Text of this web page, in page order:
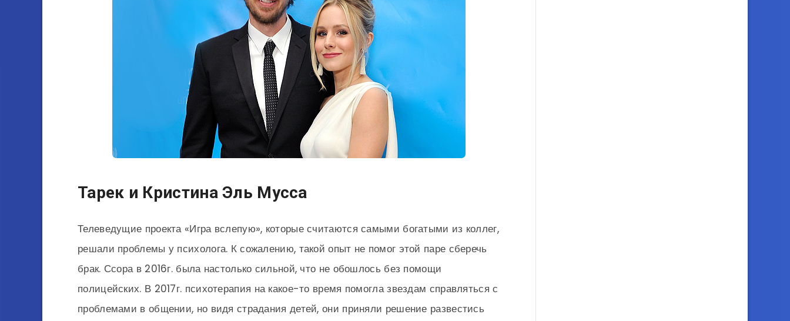
Тарек и Кристина Эль Мусса
Телеведущие проекта «Игра вслепую», которые считаются самыми богатыми из коллег,
решали проблемы у психолога. К сожалению, такой опыт не помог этой паре сберечь
брак. Ссора в 2016г. была настолько сильной, что не обошлось без помощи
полицейских. В 2017г. психотерапия на какое-то время помогла звездам справляться с
проблемами в общении, но видя страдания детей, они приняли решение развестись